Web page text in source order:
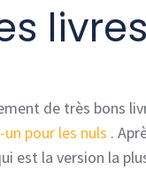
livres
de très bons
pour les nuls .
est la version la